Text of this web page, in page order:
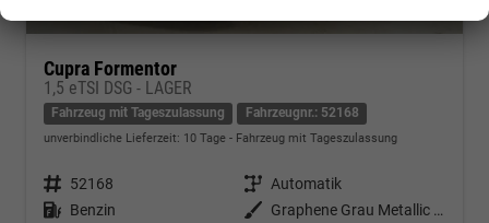
Cupra Formentor
1,5 eTSI DSG - LAGER
Fahrzeug mit Tageszulassung Fahrzeugnr.: 52168
unverbindliche Lieferzeit: 10 Tage Fahrzeug mit Tageszulassung
Fahrzeugnr. 52168 Getriebe Automatik
Kraftstoff Benzin Außenfarbe
Graphene Grau Metallic (R6)